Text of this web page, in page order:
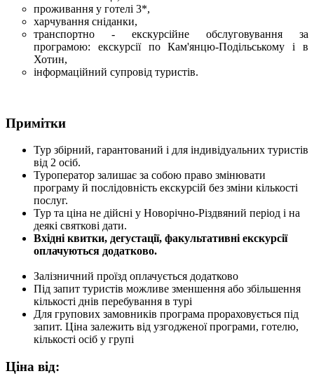
проживання у готелі 3*,
харчування сніданки,
транспортно - екскурсійне обслуговування за
програмою: екскурсії по Кам'янцю-Подільському і в
Хотин,
інформаційний супровід туристів.
Примітки
Тур збірний, гарантований і для індивідуальних туристів
від 2 осіб.
Туроператор залишає за собою право змінювати
програму й послідовність екскурсій без зміни кількості
послуг.
Тур та ціна не дійсні у Новорічно-Різдвяний період і на
деякі святкові дати.
Вхідні квитки, дегустації, факультативні екскурсії
оплачуються додатково.
Залізничний проїзд оплачується додатково
Під запит туристів можливе зменшення або збільшення
кількості днів перебування в турі
Для групових замовників програма прораховується під
запит. Ціна залежить від узгодженої програми, готелю,
кількості осіб у групі
Ціна від: